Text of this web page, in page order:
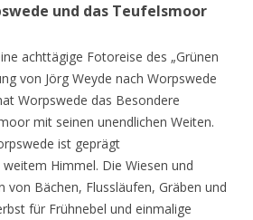
und das Teufelsmoor
achttägige Fotoreise des „Grünen
von Jörg Weyde nach Worpswede
Worpswede das Besondere
mit seinen unendlichen Weiten.
ist geprägt
Himmel. Die Wiesen und
von Bächen, Flussläufen, Gräben und
für Frühnebel und einmalige